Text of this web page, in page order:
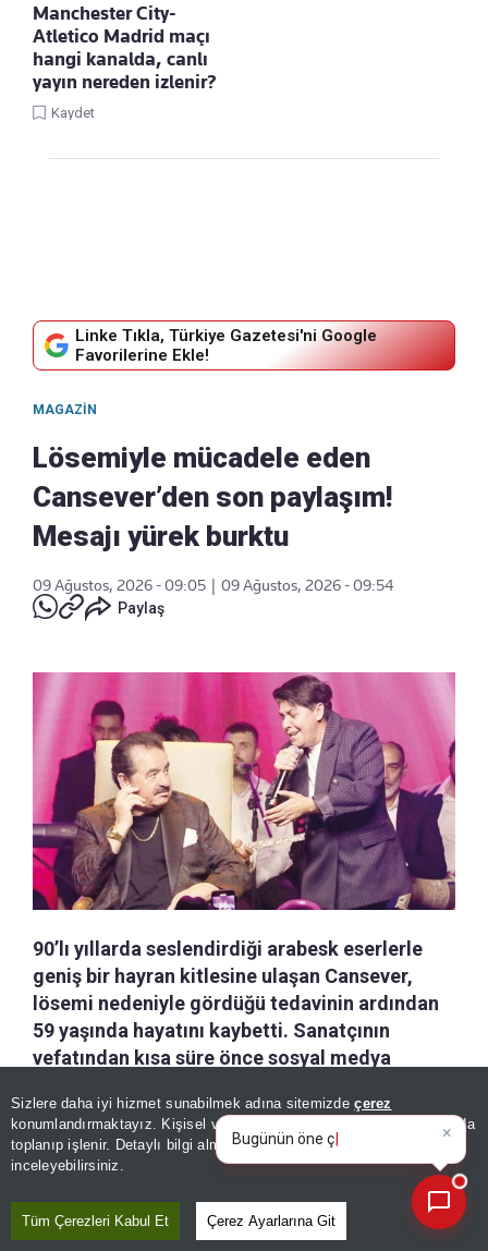
Sizlere daha iyi hizmet sunabilmek adına sitemizdeçerez
konumlandırmaktayız. Kişisel verileriniz, KVKK ve GDPR kapsamında
toplanıp işlenir. Detaylı bilgi almak içinAydınlatma Metnimizi
inceleyebilirsiniz.
Tüm Çerezleri Kabul Et Çerez Ayarlarına Git
Manchester City-
Atletico Madrid maçı
hangi kanalda, canlı
yayın nereden izlenir?
Kaydet
Linke Tıkla, Türkiye Gazetesi'ni Google
Favorilerine Ekle!
MAGAZIN
Lösemiyle mücadele eden
Cansever’den son paylaşım!
Mesajı yürek burktu
09 Ağustos, 2026 - 09:05
09 Ağustos, 2026 - 09:54
Paylaş
90’lı yıllarda seslendirdiği arabesk eserlerle
geniş bir hayran kitlesine ulaşan Cansever,
lösemi nedeniyle gördüğü tedavinin ardından
59 yaşında hayatını kaybetti. Sanatçının
vefatından kısa süre önce sosyal medya
sevenlerini duygulandırdı.
“Ağla Gözbebeğim”, “Sen de Gittin”
×
Bugünün öne çıkan manşetleri
ve gelişmeleri neler?